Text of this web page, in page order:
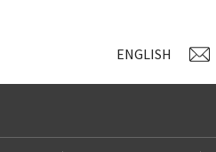
ENGLISH